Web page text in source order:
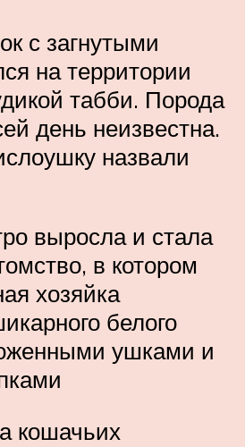
с загнутыми
на территории
табби. Порода
день неизвестна.
назвали
выросла и стала
в котором
хозяйка
белого
ушками и
кошачьих